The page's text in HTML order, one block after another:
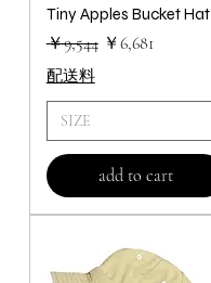
Tiny Apples Bucket Hat
通常価格
￥9,544 セール価格
￥6,681
配送料
add to cart